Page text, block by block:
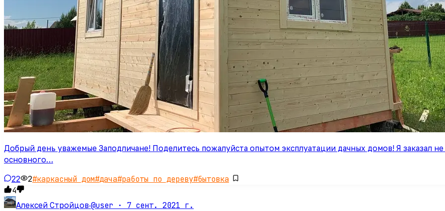
Добрый день уважемые Заподличане! Поделитесь пожалуйста опытом эксплуатации дачных домов! Я заказал
основного…
22 2#каркасный дом#дача#работы по дереву#бытовка
4
Алексей Стройцов·@user · 7 сент. 2021 г.